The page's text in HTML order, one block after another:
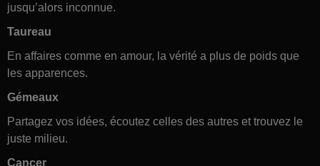
jusqu’alors inconnue.
Taureau
En affaires comme en amour, la vérité a plus de poids que
les apparences.
Gémeaux
Partagez vos idées, écoutez celles des autres et trouvez le
juste milieu.
Cancer